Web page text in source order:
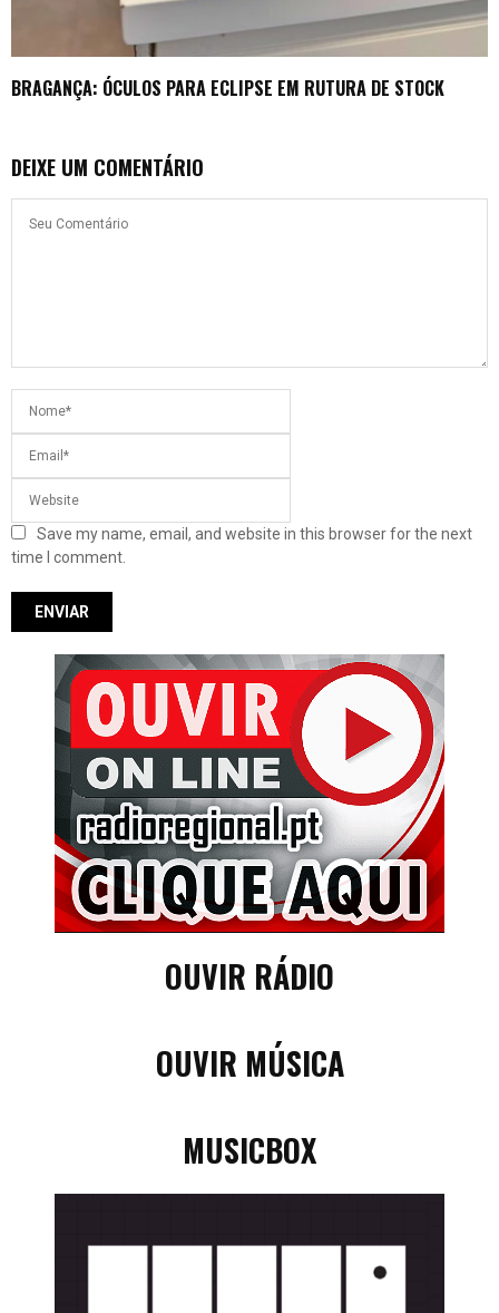
BRAGANÇA: ÓCULOS PARA ECLIPSE EM RUTURA DE STOCK
DEIXE UM COMENTÁRIO
Save my name, email, and website in this browser for the next
time I comment.
OUVIR RÁDIO
OUVIR MÚSICA
MUSICBOX